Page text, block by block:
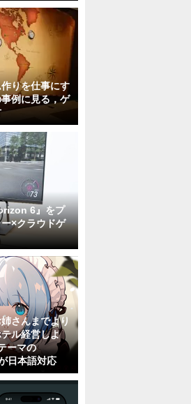
りを仕事にす
例に見る，ゲ
6』をプ
×クラウドゲ
さんまでより
ル経営しよ
ーマの
日本語対応